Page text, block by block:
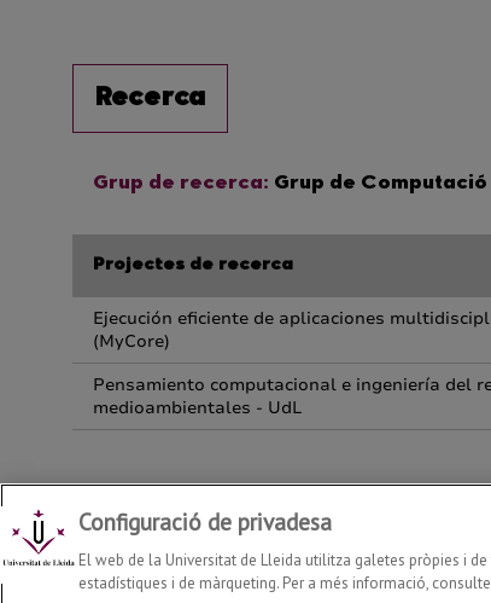
Departament d'Enginyeria Informàtica i Disseny Digital
Configuració de privadesa
El web de la Universitat de Lleida utilitza galetes pròpies i
estadístiques i de màrqueting. Per a més informació,